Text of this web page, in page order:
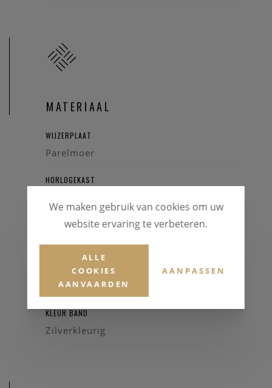
MATERIAAL
WIJZERPLAAT
Parelmoer
HORLOGEKAST
Saffierglas
HORLOGEBAND
Staal
KLEUR BAND
Zilverkleurig
We maken gebruik van cookies om uw
website ervaring te verbeteren.
ALLE
COOKIES
AANVAARDEN
AANPASSEN